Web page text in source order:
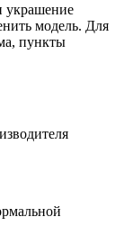
украшение
модель. Для
пункты